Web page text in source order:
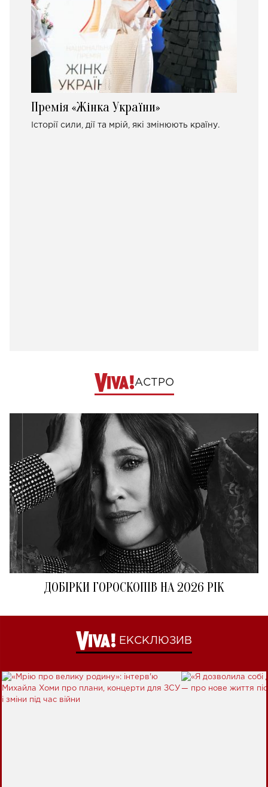
Премія «Жінка України»
Історії сили, дії та мрій, які змінюють країну.
АСТРО
ДОБІРКИ ГОРОСКОПІВ НА 2026 РІК
ЕКСКЛЮЗИВ